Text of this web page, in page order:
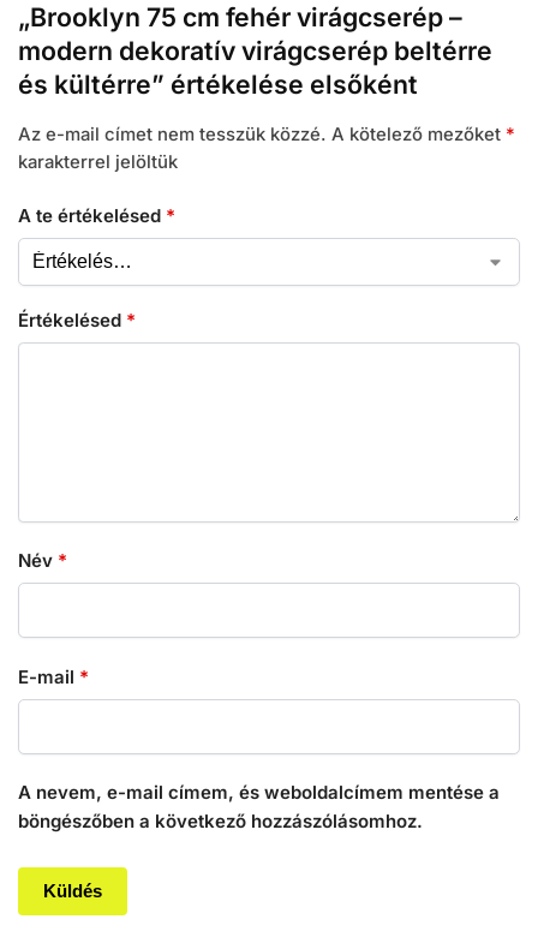
„Brooklyn 75 cm fehér virágcserép –
modern dekoratív virágcserép beltérre
és kültérre” értékelése elsőként
Az e-mail címet nem tesszük közzé. A kötelező mezőket *
karakterrel jelöltük
A te értékelésed *
Értékelésed *
Név *
E-mail *
A nevem, e-mail címem, és weboldalcímem mentése a
böngészőben a következő hozzászólásomhoz.